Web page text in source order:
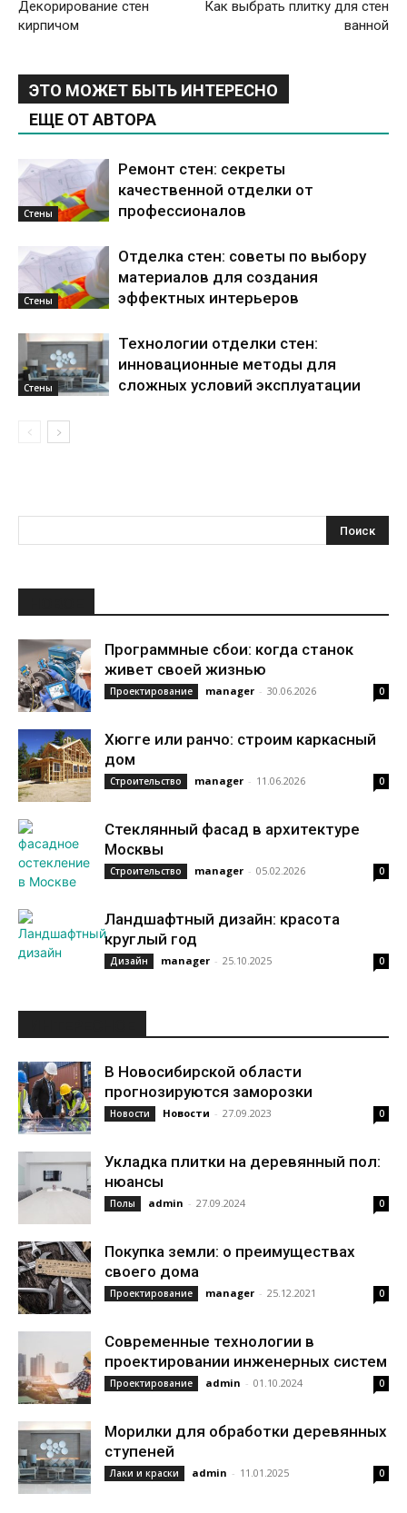
Декорирование стен
кирпичом
Как выбрать плитку для стен
ванной
ЭТО МОЖЕТ БЫТЬ ИНТЕРЕСНО
ЕЩЕ ОТ АВТОРА
Стены
Ремонт стен: секреты
качественной отделки от
профессионалов
Стены
Отделка стен: советы по выбору
материалов для создания
эффектных интерьеров
Стены
Технологии отделки стен:
инновационные методы для
сложных условий эксплуатации
Программные сбои: когда станок
живет своей жизнью
Проектирование manager - 30.06.2026 0
Хюгге или ранчо: строим каркасный
дом
Строительство manager - 11.06.2026 0
Стеклянный фасад в архитектуре
Москвы
Строительство manager - 05.02.2026 0
Ландшафтный дизайн: красота
круглый год
Дизайн manager - 25.10.2025 0
В Новосибирской области
прогнозируются заморозки
Новости Новости - 27.09.2023 0
Укладка плитки на деревянный пол:
нюансы
Полы admin - 27.09.2024 0
Покупка земли: о преимуществах
своего дома
Проектирование manager - 25.12.2021 0
Современные технологии в
проектировании инженерных систем
Проектирование admin - 01.10.2024 0
Морилки для обработки деревянных
ступеней
Лаки и краски admin - 11.01.2025 0